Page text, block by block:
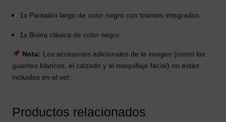
1x Pantalón largo de color negro con tirantes integrados.
1x Boina clásica de color negro.
Nota: Los accesorios adicionales de la imagen (como los
guantes blancos, el calzado y el maquillaje facial) no están
incluidos en el set.
Productos relacionados